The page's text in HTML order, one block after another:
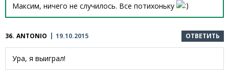
Максим, ничего не случилось. Все потихоньку
36. ANTONIO 19.10.2015 ОТВЕТИТЬ
Ура, я выиграл!